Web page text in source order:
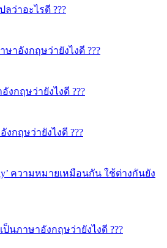
ลว่าอะไรดี ???
าอังกฤษว่ายังไงดี ???
งกฤษว่ายังไงดี ???
งกฤษว่ายังไงดี ???
ความหมายเหมือนกัน ใช้ต่างกันยัง
ป็นภาษาอังกฤษว่ายังไงดี ???